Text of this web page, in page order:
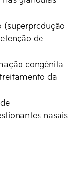
(superprodução
de
congénita
da
nasais